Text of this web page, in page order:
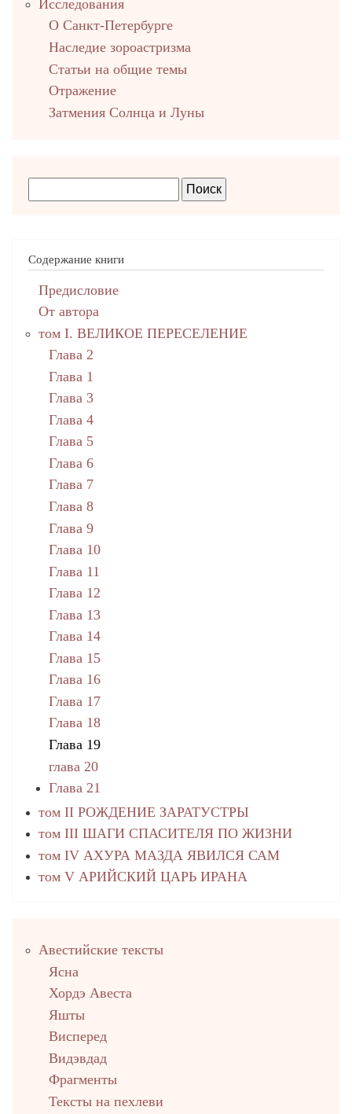
Исследования
О Санкт-Петербурге
Наследие зороастризма
Cтатьи на общие темы
Отражение
Затмения Солнца и Луны
Содержание книги
Предисловие
От автора
том I. ВЕЛИКОЕ ПЕРЕСЕЛЕНИЕ
Глава 2
Глава 1
Глава 3
Глава 4
Глава 5
Глава 6
Глава 7
Глава 8
Глава 9
Глава 10
Глава 11
Глава 12
Глава 13
Глава 14
Глава 15
Глава 16
Глава 17
Глава 18
Глава 19
глава 20
Глава 21
том II РОЖДЕНИЕ ЗАРАТУСТРЫ
том III ШАГИ СПАСИТЕЛЯ ПО ЖИЗНИ
том IV АХУРА МАЗДА ЯВИЛСЯ САМ
том V АРИЙСКИЙ ЦАРЬ ИРАНА
столбец
Авестийские тексты
Ясна
Хордэ Авеста
Яшты
Висперед
Видэвдад
Фрагменты
Тексты на пехлеви